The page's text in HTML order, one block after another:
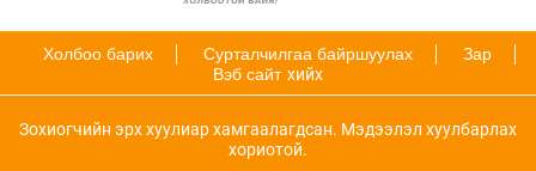
Холбоо барих Сурталчилгаа байршуулах
Зар
Вэб сайт хийх
Зохиогчийн эрх хуулиар хамгаалагдсан. Мэдээлэл хуулбарлах
хориотой.